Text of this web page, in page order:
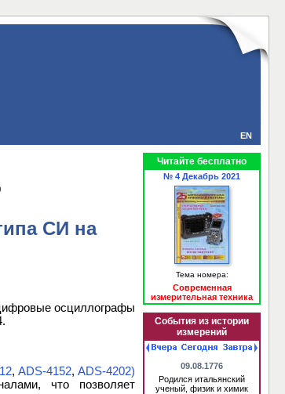
EN
СИ на
осциллографы
, ADS-4152,ADS-4202)
что позволяет
Читайте бесплатно
№ 4 Декабрь 2021
Тема номера:
Современная
измерительная техника
События из истории
измерений
09.08.1776
Родился итальянский
ученый, физик и химик